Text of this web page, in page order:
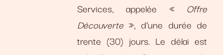
Services, appelée « Offre
Découverte », d’une durée de
trente (30) jours. Le délai est